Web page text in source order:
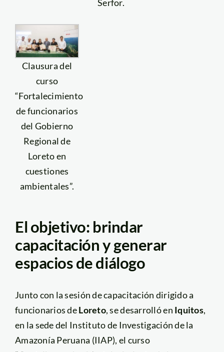
Serfor.
Clausura del
curso
“Fortalecimiento
de funcionarios
del Gobierno
Regional de
Loreto en
cuestiones
ambientales”.
El objetivo: brindar
capacitación y generar
espacios de diálogo
Junto con la sesión de capacitación dirigido a
funcionarios deLoreto, se desarrolló en Iquitos,
en la sede del Instituto de Investigación de la
Amazonía Peruana (IIAP), el curso